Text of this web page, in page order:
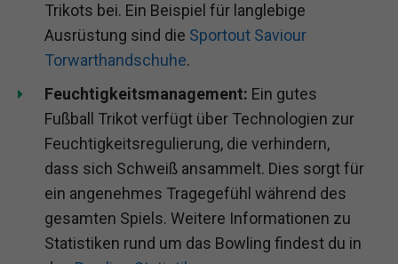
Trikots bei. Ein Beispiel für langlebige
Ausrüstung sind die Sportout Saviour
Torwarthandschuhe.
Feuchtigkeitsmanagement: Ein gutes
Fußball Trikot verfügt über Technologien zur
Feuchtigkeitsregulierung, die verhindern,
dass sich Schweiß ansammelt. Dies sorgt für
ein angenehmes Tragegefühl während des
gesamten Spiels. Weitere Informationen zu
Statistiken rund um das Bowling findest du in